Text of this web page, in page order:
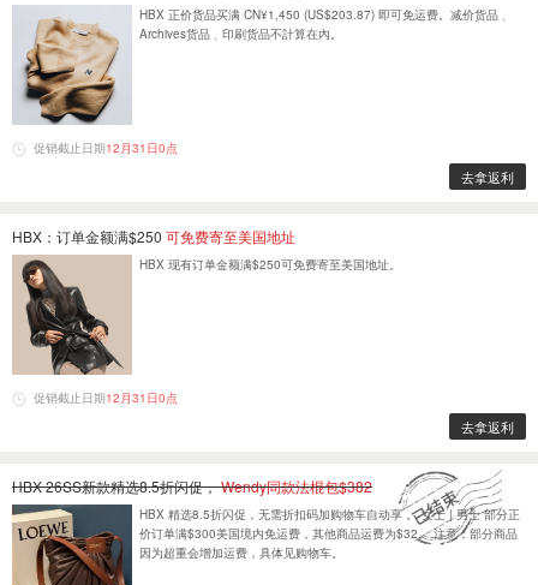
HBX 正价货品买满 CN¥1,450 (US$203.87) 即可免运费。减价货品﹑
Archives货品﹑印刷货品不計算在內。
促销截止日期12月31日0点
去拿返利
HBX：订单金额满$250 可免费寄至美国地址
HBX 现有订单金额满$250可免费寄至美国地址。
促销截止日期12月31日0点
去拿返利
HBX 26SS新款精选8.5折闪促，Wendy同款法棍包$382
HBX 精选8.5折闪促，无需折扣码加购物车自动享 。 女士 | 男士 部分正
价订单满$300美国境内免运费，其他商品运费为$32。 注意：部分商品
因为超重会增加运费，具体见购物车。